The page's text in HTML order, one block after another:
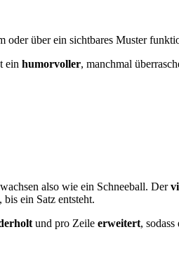
über ein sichtbares Muster
ein humorvoller, manchmal
also wie ein Schneeball. Der
ein Satz entsteht.
und pro Zeile erweitert,